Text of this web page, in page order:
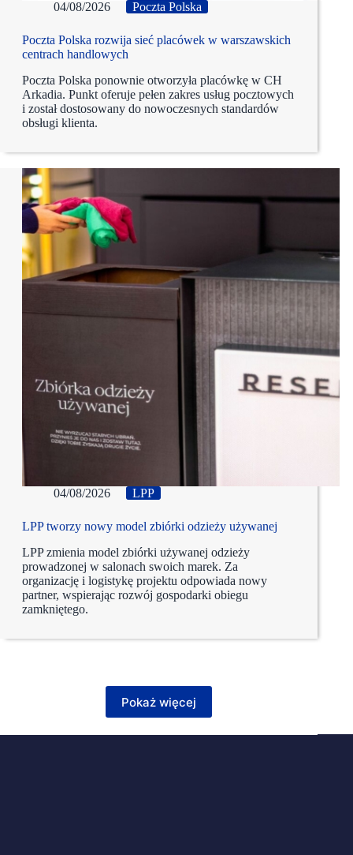
04/08/2026 Poczta Polska
Poczta Polska rozwija sieć placówek w warszawskich
centrach handlowych
Poczta Polska ponownie otworzyła placówkę w CH
Arkadia. Punkt oferuje pełen zakres usług pocztowych
i został dostosowany do nowoczesnych standardów
obsługi klienta.
04/08/2026 LPP
LPP tworzy nowy model zbiórki odzieży używanej
LPP zmienia model zbiórki używanej odzieży
prowadzonej w salonach swoich marek. Za
organizację i logistykę projektu odpowiada nowy
partner, wspierając rozwój gospodarki obiegu
zamkniętego.
Pokaż więcej